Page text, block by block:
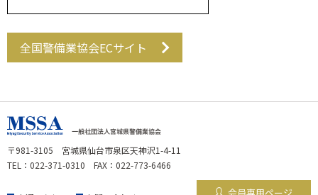
全国警備業協会ECサイト
〒981-3105 宮城県仙台市泉区天神沢1-4-11
TEL：022-371-0310 FAX：022-773-6466